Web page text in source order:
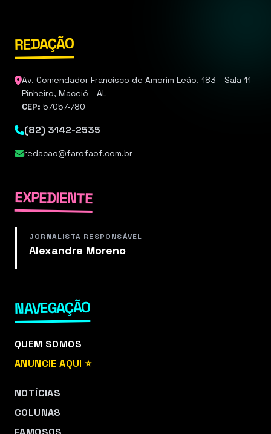
REDAÇÃO
Av. Comendador Francisco de Amorim Leão, 183 - Sala 11
Pinheiro, Maceió - AL
CEP: 57057-780
(82) 3142-2535
redacao@farofaof.com.br
EXPEDIENTE
JORNALISTA RESPONSÁVEL
Alexandre Moreno
NAVEGAÇÃO
QUEM SOMOS
ANUNCIE AQUI ⭐
NOTÍCIAS
COLUNAS